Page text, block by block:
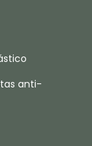
anti-